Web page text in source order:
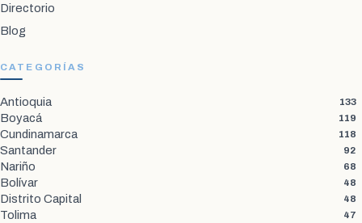
Directorio
Blog
CATEGORÍAS
Antioquia 133
Boyacá 119
Cundinamarca 118
Santander 92
Nariño 68
Bolívar 48
Distrito Capital 48
Tolima 47